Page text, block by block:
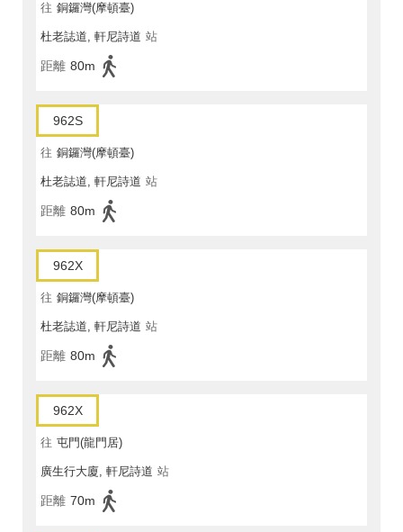
往 銅鑼灣(摩頓臺)
杜老誌道, 軒尼詩道 站
距離 80m
962S
往 銅鑼灣(摩頓臺)
杜老誌道, 軒尼詩道 站
距離 80m
962X
往 銅鑼灣(摩頓臺)
杜老誌道, 軒尼詩道 站
距離 80m
962X
往 屯門(龍門居)
廣生行大廈, 軒尼詩道 站
距離 70m